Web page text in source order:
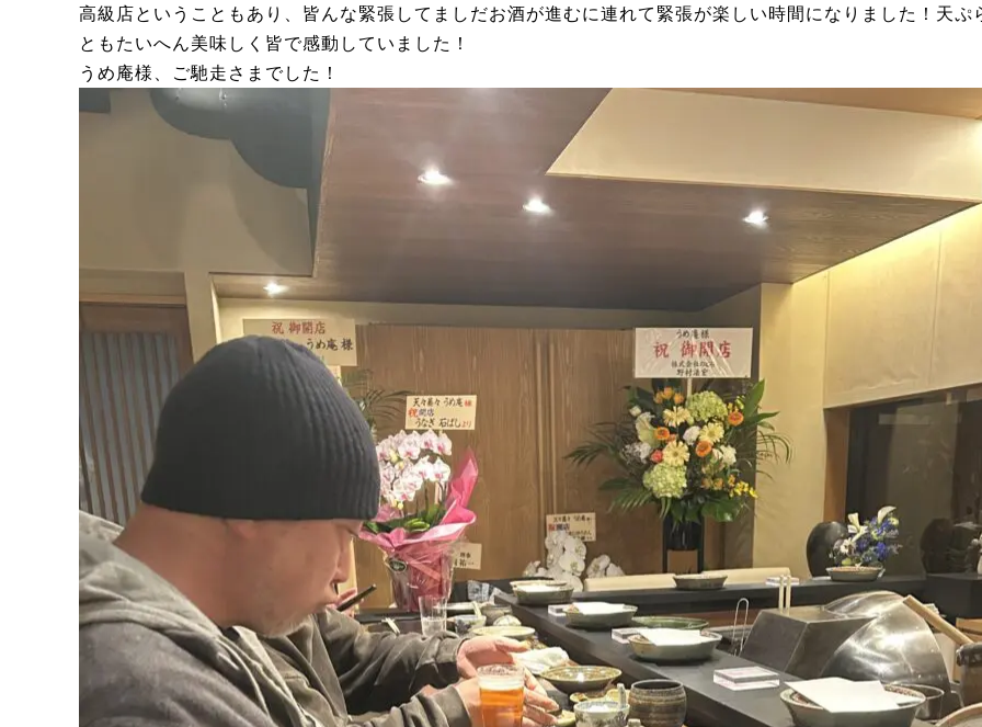
高級店ということもあり、皆んな緊張してましだお酒が進むに連れて緊張が楽しい時間になりました！天ぷ
ともたいへん美味しく皆で感動していました！
うめ庵様、ご馳走さまでした！